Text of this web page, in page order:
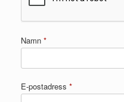
Namn *
E-postadress *